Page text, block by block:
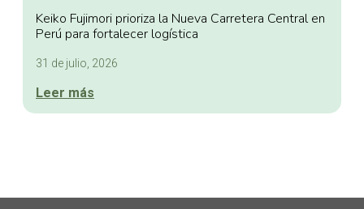
Keiko Fujimori prioriza la Nueva Carretera Central en
Perú para fortalecer logística
31 de julio, 2026
Leer más